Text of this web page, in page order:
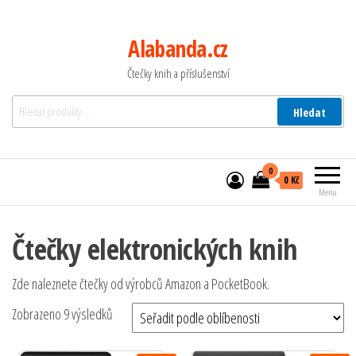
Alabanda.cz
Čtečky knih a příslušenství
Hledat:
Hledat
Menu
0
0 Kč
Čtečky elektronických knih
Zde naleznete čtečky od výrobců Amazon a PocketBook.
Zobrazeno 9 výsledků Seřazeno podle oblíbenosti